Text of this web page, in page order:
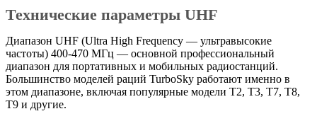
Технические параметры UHF
Диапазон UHF (Ultra High Frequency — ультравысокие
частоты) 400-470 МГц — основной профессиональный
диапазон для портативных и мобильных радиостанций.
Большинство моделей раций TurboSky работают именно в
этом диапазоне, включая популярные модели T2, T3, T7, T8,
T9 и другие.